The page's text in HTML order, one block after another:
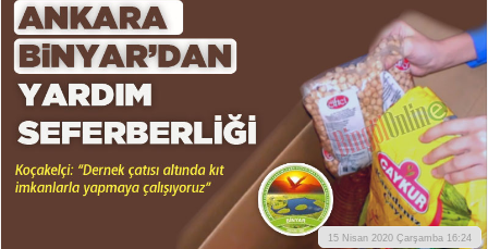
15 Nisan 2020 Çarşamba 16:24